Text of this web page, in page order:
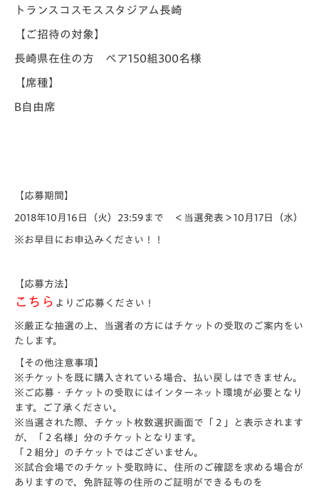
トランスコスモススタジアム長崎
【ご招待の対象】
長崎県在住の方 ペア150組300名様
【席種】
B自由席
【応募期間】
2018年10月16日（火）23:59まで ＜当選発表＞10月17日（水）
※お早目にお申込みください！！
【応募方法】
こちら よりご応募ください！
※厳正な抽選の上、当選者の方にはチケットの受取のご案内をい
たします。
【その他注意事項】
※チケットを既に購入されている場合、払い戻しはできません。
※ご応募・チケットの受取にはインターネット環境が必要となり
ます。ご了承ください。
※当選された際、チケット枚数選択画面で「２」と表示されます
が、「２名様」分のチケットとなります。
「２組分」のチケットではございません。
※試合会場でのチケット受取時に、住所のご確認を求める場合が
ありますので、免許証等の住所のご証明ができるものを